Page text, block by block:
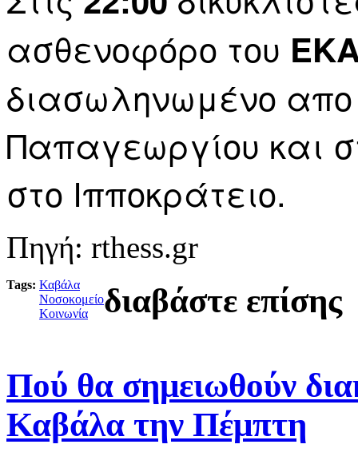
ασθενοφόρο του
διασωληνωμένο απο
Παπαγεωργίου και
στο Ιπποκράτειο.
Πηγή: rthess.gr
Tags: Καβάλα
Νοσοκομείο
Κοινωνία
διαβάστε επίσης
Πού θα σημειωθούν
Καβάλα την Πέμπτη